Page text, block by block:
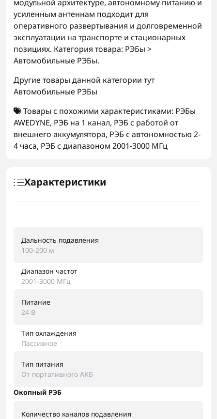
модульной архитектуре, автономному питанию и
усиленным антеннам подходит для
оперативного развертывания и долговременной
эксплуатации на транспорте и стационарных
позициях. Категория товара: РЭБы >
Автомобильные РЭБы.
Другие товары данной категории тут
Автомобильные РЭБы
Товары с похожими характеристиками: РЭБы
AWEDYNE, РЭБ на 1 канал, РЭБ с работой от
внешнего аккумулятора, РЭБ с автономностью 2-
4 часа, РЭБ с диапазоном 2001-3000 МГц
Характеристики
Дальность подавления
100-200 м
Диапазон частот
2001-3000 МГц
Питание
24 В
Тип охлаждения
Пассивное
Тип питания
От портативного АКБ
Окопный РЭБ
Количество каналов подавления